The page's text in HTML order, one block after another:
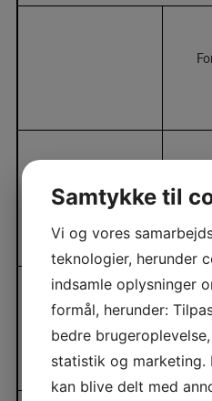
Samtykke til
Vi og vores
teknologier, herunder
indsamle oplysninger
formål, herunder:
bedre
statistik og marketing.
kan blive delt med